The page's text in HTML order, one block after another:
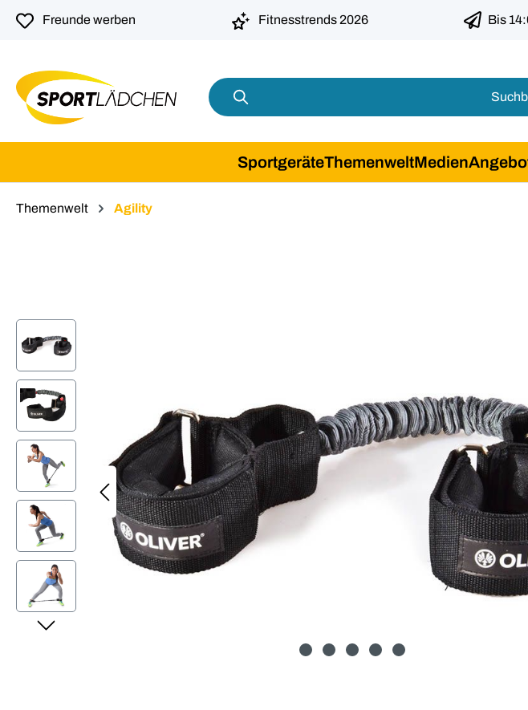
Zur Hauptnavigation springen
Freunde werben Fitnesstrends 2026 Bis
SportgeräteThemenweltMedien
Themenwelt Agility